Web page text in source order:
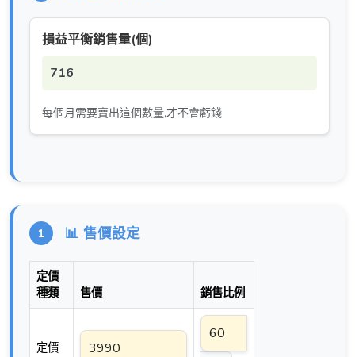
損益平衡銷售量(個)
716
每個月需要賣出這個數量,才不會虧錢
1 📊 售價設定
定價
種類
售價 銷售比例
定價